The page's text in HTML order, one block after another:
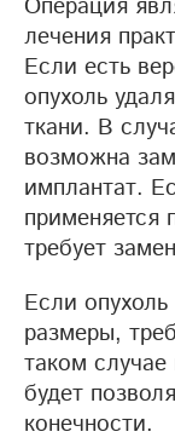
Операция
лечения
Если есть
опухоль
ткани. В
возможна
имплантат.
применяется
требует
Если
размеры,
таком
будет
конечности.